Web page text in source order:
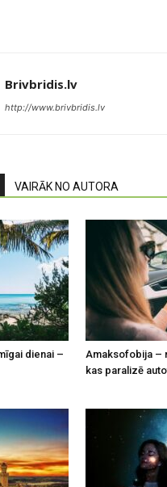
Brivbridis.lv
http://www.brivbridis.lv
VAIRĀK NO AUTORA
dienai –
Amaksofobija –
kas paralizē